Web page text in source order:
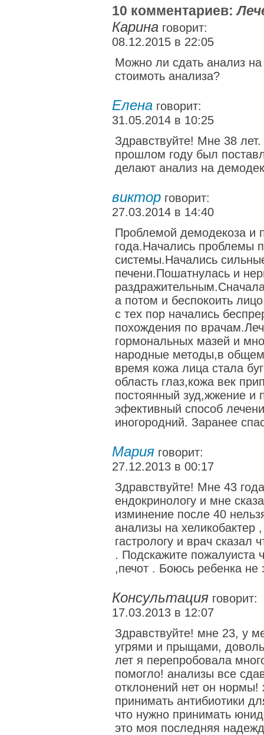
10 комментариев:
Карина говорит:
08.12.2015 в 22:05
Можно ли сдать анализ
стоимоть анализа?
Елена говорит:
31.05.2014 в 10:25
Здравствуйте! Мне 38
прошлом году был
делают анализ на
виктор говорит:
27.03.2014 в 14:40
Проблемой демодекоза и
года.Начались проблемы
системы.Начались
печени.Пошатнулась и
а потом и беспокоить
с тех пор начались
похождения по
гормональных мазей и
народные методы,в
время кожа лица стала
область глаз,кожа век
постоянный зуд,жжение и
эфективный способ
иногородний. Заранее
Мария говорит:
27.12.2013 в 00:17
Здравствуйте! Мне 43
ендокринологу и мне
изминение после 40
анализы на хеликобактер
гастрологу и врач сказал
. Подскажите пожалуиста
,печот . Боюсь ребенка не
Консультация говорит:
17.03.2013 в 12:07
Здравствуйте! мне 23, у
угрями и прыщами,
лет я перепробовала
помогло! анализы все
отклонений нет он нормы!
принимать антибиотики
что нужно принимать
это моя последняя